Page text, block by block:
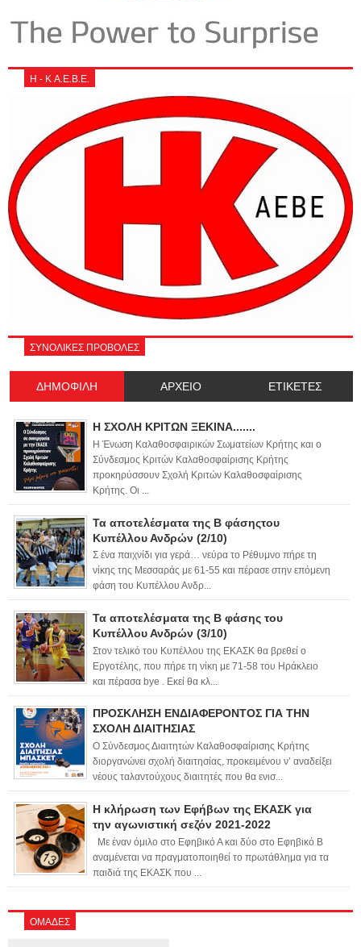
Η - Κ Α.Ε.Β.Ε.
ΣΥΝΟΛΙΚΕΣ ΠΡΟΒΟΛΕΣ
ΔΗΜΟΦΙΛΗ ΑΡΧΕΙΟ ΕΤΙΚΕΤΕΣ
Η ΣΧΟΛΗ ΚΡΙΤΩΝ ΞΕΚΙΝΑ.......
Η Ένωση Καλαθοσφαιρικών Σωματείων Κρήτης και ο
Σύνδεσμος Κριτών Καλαθοσφαίρισης Κρήτης
προκηρύσσουν Σχολή Κριτών Καλαθοσφαίρισης
Κρήτης. Οι ...
Τα αποτελέσματα της Β φάσηςτου
Κυπέλλου Ανδρών (2/10)
Σ ένα παιχνίδι για γερά… νεύρα το Ρέθυμνο πήρε τη
νίκης της Μεσσαράς με 61-55 και πέρασε στην επόμενη
φάση του Κυπέλλου Ανδρ...
Τα αποτελέσματα της Β φάσης του
Κυπέλλου Ανδρών (3/10)
Στον τελικό του Κυπέλλου της ΕΚΑΣΚ θα βρεθεί ο
Εργοτέλης, που πήρε τη νίκη με 71-58 του Ηράκλειο
και πέρασα bye . Εκεί θα κλ...
ΠΡΟΣΚΛΗΣΗ ΕΝΔΙΑΦΕΡΟΝΤΟΣ ΓΙΑ ΤΗΝ
ΣΧΟΛΗ ΔΙΑΙΤΗΣΙΑΣ
Ο Σύνδεσμος Διαιτητών Καλαθοσφαίρισης Κρήτης
διοργανώνει σχολή διαιτησίας, προκειμένου ν’ αναδείξει
νέους ταλαντούχους διαιτητές που θα ενισ...
Η κλήρωση των Εφήβων της ΕΚΑΣΚ για
την αγωνιστική σεζόν 2021-2022
Με έναν όμιλο στο Εφηβικό Α και δύο στο Εφηβικό Β
αναμένεται να πραγματοποιηθεί το πρωτάθλημα για τα
παιδιά της ΕΚΑΣΚ που ...
ΟΜΑΔΕΣ